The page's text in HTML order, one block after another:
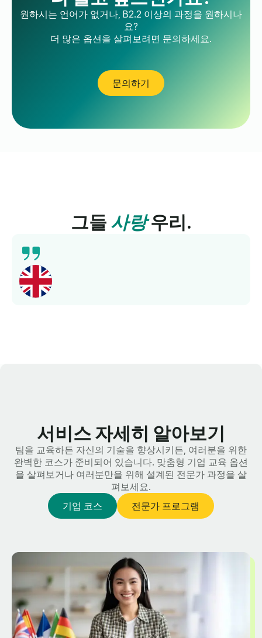
원하시는 언어가 없거나, B2.2 이상의 과정을 원하시나
요?
더 많은 옵션을 살펴보려면 문의하세요.
문의하기
그들 사랑우리.
포괄적인 교육, 지식이 풍부한 튜터, 단기간에 언어 능
력을 향상시킬 수 있습니다. 추천합니다!
팀을 교육하든 자신의 기술을 향상시키든, 여러분을 위한
완벽한 코스가 준비되어 있습니다. 맞춤형 기업 교육 옵션
을 살펴보거나 여러분만을 위해 설계된 전문가 과정을 살
펴보세요.
기업 코스
전문가 프로그램